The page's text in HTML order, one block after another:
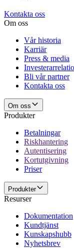
Kontakta oss
Om oss
Vår historia
Karriär
Press & media
Bli vår partner
Kontakta oss
Om oss
Produkter
Betalningar
Riskhantering
Autentisering
Kortutgivning
Priser
Produkter
Resurser
Dokumentation
Kundtjänst
Kunskapshubb
Nyhetsbrev